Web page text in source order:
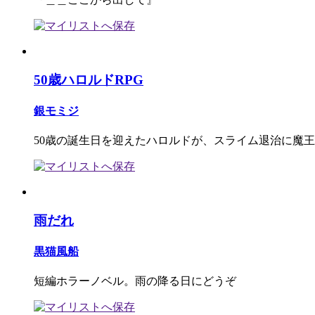
50歳ハロルドRPG
銀モミジ
50歳の誕生日を迎えたハロルドが、スライム退治に魔
雨だれ
黒猫風船
短編ホラーノベル。雨の降る日にどうぞ